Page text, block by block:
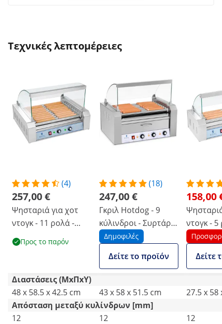
Τεχνικές λεπτομέρειες
(4)
257,00 €
Ψησταριά για χοτ
ντογκ - 11 ρολά -
ανοξείδωτο ατσάλι
Προς το παρόν
(18)
247,00 €
Γκριλ Hotdog - 9
κύλινδροι - Συρτάρια
θερμότητας -
Ανοξείδωτο ατσάλι
Δημοφιλές
Δείτε το προϊόν
158,00
ντογκ -
Δείτε
Διαστάσεις (ΜxΠxΥ)
48 x 58.5 x 42.5 cm
43 x 58 x 51.5 cm
27.5 x 58
Απόσταση μεταξύ κυλίνδρων [mm]
12
12
12